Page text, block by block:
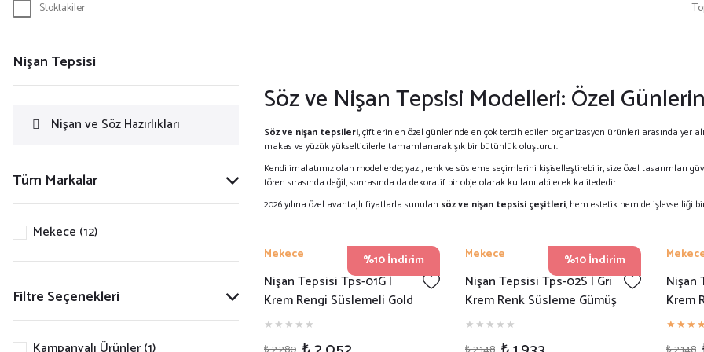
Stoktakiler
Nişan Tepsisi
Nişan ve Söz Hazırlıkları
Tüm Markalar
Mekece (12)
Filtre Seçenekleri
Söz ve Nişan Tepsisi Modelleri: Özel
Söz ve nişan tepsileri, çiftlerin en özel günlerinde en çok tercih edilen organizasyon ürünleri arasında yer
makas ve yüzük yükselticilerle tamamlanarak şık bir bütünlük oluşturur.
Kendi imalatımız olan modellerde; yazı, renk ve süsleme seçimlerini kişiselleştirebilir, size özel tasarımları
tören sırasında değil, sonrasında da dekoratif bir obje olarak kullanılabilecek kalitededir.
2026 yılına özel avantajlı fiyatlarla sunulan söz ve nişan tepsisi çeşitleri, hem estetik hem de işlevselliği
%10 İndirim
Mekece
Nişan Tepsisi Tps-01G |
Krem Rengi Süslemeli Gold
Pleksi Söz Tepsisi
%10 İndirim
Mekece
Nişan Tepsisi Tps-02S | Gri
Krem Renk Süsleme Gümüş
Pleksi Söz Tepsisi
Nişan
Krem
Kalp